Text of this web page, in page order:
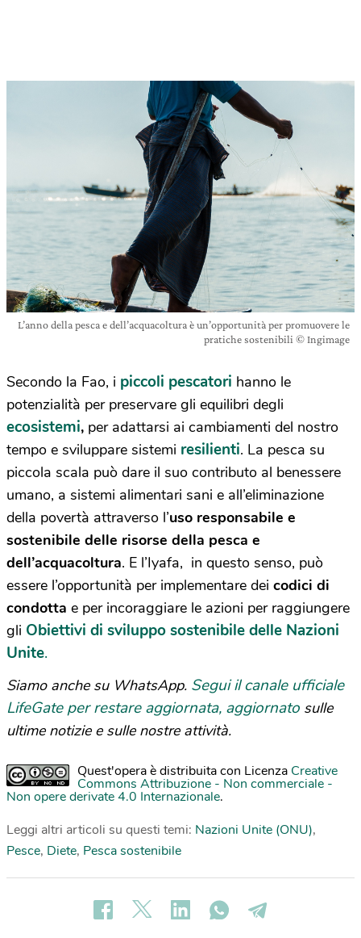
L’anno della pesca e dell’acquacoltura è un’opportunità per promuovere le
pratiche sostenibili © Ingimage
Secondo la Fao, i piccoli pescatori hanno le
potenzialità per preservare gli equilibri degli
ecosistemi, per adattarsi ai cambiamenti del nostro
tempo e sviluppare sistemi resilienti. La pesca su
piccola scala può dare il suo contributo al benessere
umano, a sistemi alimentari sani e all’eliminazione
della povertà attraverso l’uso responsabile e
sostenibile delle risorse della pesca e
dell’acquacoltura. E l’Iyafa, in questo senso, può
essere l’opportunità per implementare dei codici di
condotta e per incoraggiare le azioni per raggiungere
gli Obiettivi di sviluppo sostenibile delle Nazioni
Unite.
Siamo anche su WhatsApp. Segui il canale ufficiale
LifeGate per restare aggiornata, aggiornato sulle
ultime notizie e sulle nostre attività.
Quest'opera è distribuita con Licenza Creative
Commons Attribuzione - Non commerciale -
Non opere derivate 4.0 Internazionale.
Leggi altri articoli su questi temi: Nazioni Unite (ONU),
Pesce, Diete, Pesca sostenibile